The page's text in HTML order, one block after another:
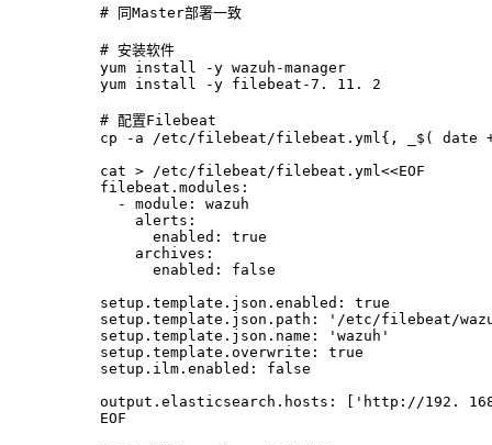
# 同Master部署一致
# 安装软件
yum install -y wazuh-manager
yum install -y filebeat-7. 11. 2
# 配置Filebeat
cp -a /etc/filebeat/filebeat.yml{, _$( date
cat > /etc/filebeat/filebeat.yml<<EOF
filebeat.modules:
  - module: wazuh
    alerts:
      enabled: true
    archives:
      enabled: false
setup.template.json.enabled: true
setup.template.json.path: '/etc/filebeat/
setup.template.json.name: 'wazuh'
setup.template.overwrite: true
setup.ilm.enabled: false
output.elasticsearch.hosts: ['http://192.
EOF